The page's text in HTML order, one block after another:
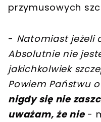
przymusowych
- Natomiast jeżeli
Absolutnie nie
jakichkolwiek
Powiem Państwu
nigdy się nie
uważam, że nie-